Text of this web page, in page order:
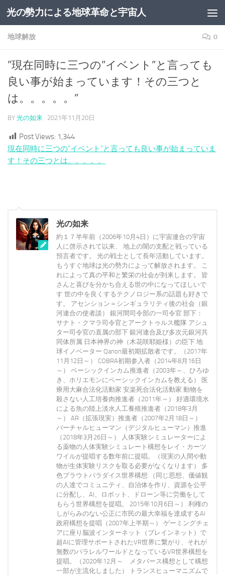
コンテンツへスキップ
光の勢力による地球革命と宇宙人
地球解放 0
”現在同時に三つの”イベント”と言っても
良い事が始まっています！その三つと
は。。。。。”
BY 光の如来 · 2021年11月20日
Post Views: 1,344
現在同時に三つの”イベント”と言っても良い事が始まっていま
す！その三つとは。。。。。
光の如来
約１７半年前（2006年10月4日）に宇宙連合の宇宙
人に啓示されて以来、 地上の闇の支配と戦っている
預言者です。 光の戦士として長年活動しています。
もうすぐ地球は光の勢力によって解放されます。 こ
れによって真の平和と繁栄の社会が到来します。 皆
さんと喜びを分かち合える世の中になってほしいで
す 世の中を良くするテクノロジー系の話題も好きで
す。 アセンション＝シンギュラリティ後の社会（銀
河連合の使者談） 銀河間司令部の一司令官 部下：
サナト・クマラ司令官とアークトゥルス艦隊 アシュ
ター司令官の直属の部下 銀河連合及び多次元銀河共
同体所属 日本神界の神（木花咲耶姫様）の臣下 地
球イノベーター Qanon最初期拡散者です。（2017年
11月12日～） COBRA初期参入者（2014年8月16日
～） ベーシックインカム推進者（2003年～、ひろゆ
き、ホリエモンにベーシックインカムを教える） 医
療用大麻合法化活動家 安楽死合法化活動家 動物を
殺さない人工培養肉推進者（2011年～） 好適環境水
による魚の陸上淡水人工養殖推進者（2018年3月
～） AR（拡張現実）推進者（2007年2月18日～）
バーチャルヒューマン（デジタルヒューマン）推進
（2018年3月26日～） 人体実験シミュレーターによ
る薬物の人体実験シミュレート構想をレイ・カーツ
ワイルが提唱する数年前に提唱。（現実の人間や動
物が生体実験リスクを取る必要がなくなります） 多
色プラウトパラダイス世界構想 （同じ思想、価値観
の人達でコミュニティ、自治体を作り、資源を公平
に分配し、AI、ロボット、ドローン等に労働をして
もらう世界構想を提唱。 2015年10月6日～） 利権の
しがらみのない公正に市民の最大幸福を達成するAI
政府構想を提唱（2007年上半期～） ゲーミングチェ
アに座り脳波インターネット（ブレインネット）で
超AIに管理サポートされたVR世界に繋がり、それが
無数のパラレルワールドとなっているVR世界構想を
提唱。（2020年12月～ メタバース構想として構想
一部が主流化しました） トランスヒューマニズムで